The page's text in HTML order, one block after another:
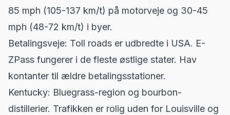
85 mph (105-137 km/t) på motorveje og 30-45
mph (48-72 km/t) i byer.
Betalingsveje: Toll roads er udbredte i USA. E-
ZPass fungerer i de fleste østlige stater. Hav
kontanter til ældre betalingsstationer.
Kentucky: Bluegrass-region og bourbon-
distillerier. Trafikken er rolig uden for Louisville og